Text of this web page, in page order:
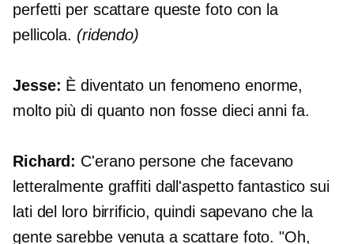
perfetti per scattare queste foto con la
pellicola. (ridendo)
Jesse: È diventato un fenomeno enorme,
molto più di quanto non fosse dieci anni fa.
Richard: C'erano persone che facevano
letteralmente graffiti dall'aspetto fantastico sui
lati del loro birrificio, quindi sapevano che la
gente sarebbe venuta a scattare foto. "Oh,